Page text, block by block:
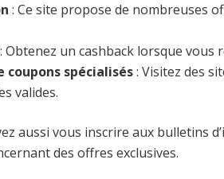
: Ce site propose de nombreuses
: Obtenez un cashback lorsque
coupons spécialisés: Visitez des
valides.
aussi vous inscrire aux bulletins
des offres exclusives.